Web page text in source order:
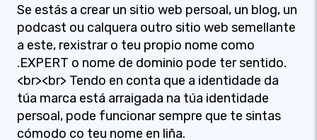
Se estás a crear un sitio web persoal, un blog, un
podcast ou calquera outro sitio web semellante
a este, rexistrar o teu propio nome como
.EXPERT o nome de dominio pode ter sentido.
<br><br> Tendo en conta que a identidade da
túa marca está arraigada na túa identidade
persoal, pode funcionar sempre que te sintas
cómodo co teu nome en liña.